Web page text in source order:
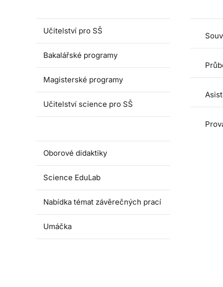
Učitelství pro SŠ
Bakalářské programy
Magisterské programy
Učitelství science pro SŠ
Oborové didaktiky
Science EduLab
Nabídka témat závěrečných prací
Umáčka